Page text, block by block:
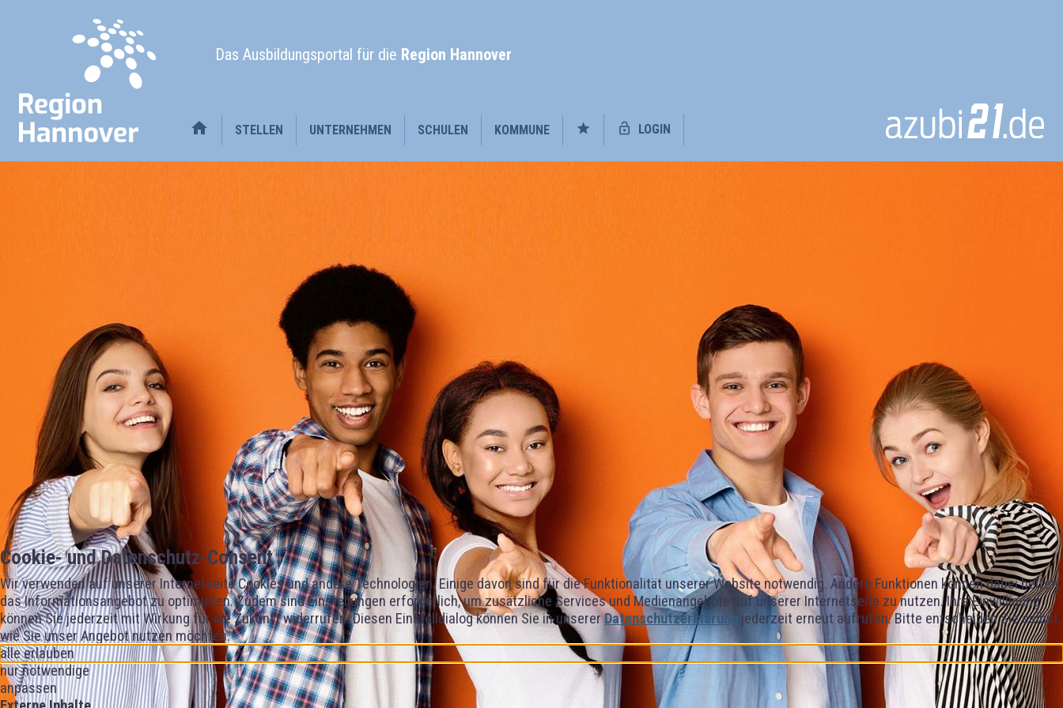
Cookie- und Datenschutz-Consent
Wir verwenden auf unserer Internetseite Cookies und andere Technologien. Einige davon sind für die Funktionalität unserer Website notwendig. Andere Funktionen können dabei helfen,
das Informationsangebot zu optimieren. Zudem sind Einstellungen erforderlich, um zusätzliche Services und Medienangebote auf unserer Internetseite zu nutzen. Ihre Einwilligung
können Sie jederzeit mit Wirkung für die Zukunft widerrufen. Diesen Einstelldialog können Sie in unsererDatenschutzerklärung jederzeit erneut aufrufen. Bitte entscheiden Sie selbst,
wie Sie unser Angebot nutzen möchten.
alle erlauben
nur notwendige
anpassen
Das Ausbildungsportal für die Region Hannover
STELLEN UNTERNEHMEN SCHULEN KOMMUNE LOGIN